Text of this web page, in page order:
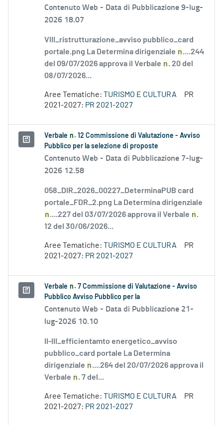
Contenuto Web - Data di Pubblicazione 9-lug-
2026 18.07
VIII_ristrutturazione_avviso pubblico_card
portale.png La Determina dirigenziale n....244
del 09/07/2026 approva il Verbale n. 20 del
08/07/2026...
Aree Tematiche: TURISMO E CULTURA
PR
2021-2027: PR 2021-2027
Verbale n . 12 Commissione di Valutazione - Avviso
Pubblico per la selezione di proposte
Contenuto Web - Data di Pubblicazione 7-lug-
2026 12.58
058_DIR_2026_00227_DeterminaPUB card
portale_FDR_2.png La Determina dirigenziale
n....227 del 03/07/2026 approva il Verbale n.
12 del 30/06/2026...
Aree Tematiche: TURISMO E CULTURA
PR
2021-2027: PR 2021-2027
Verbale n . 7 Commissione di Valutazione - Avviso
Pubblico Avviso Pubblico per la
Contenuto Web - Data di Pubblicazione 21-
lug-2026 10.10
II-III_efficientamto energetico_avviso
pubblico_card portale La Determina
dirigenziale n....264 del 20/07/2026 approva il
Verbale n. 7 del...
Aree Tematiche: TURISMO E CULTURA
PR
2021-2027: PR 2021-2027